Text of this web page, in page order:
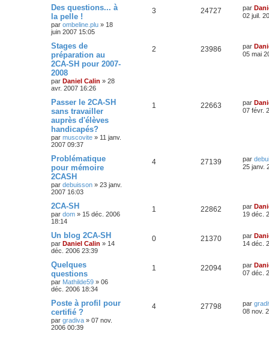
Des questions... à
la pelle !
par ombeline.plu » 18
juin 2007 15:05
3 24727 par
02 juil.
Stages de
préparation au
2CA-SH pour 2007-
2008
par Daniel Calin » 28
avr. 2007 16:26
2 23986 par
05 mai
Passer le 2CA-SH
sans travailler
auprès d'élèves
handicapés?
par muscovite » 11 janv.
2007 09:37
1 22663 par
07 févr.
Problématique
pour mémoire
2CASH
par debuisson » 23 janv.
2007 16:03
4 27139 par
25 janv.
2CA-SH
par dom » 15 déc. 2006
18:14
1 22862 par
19 déc.
Un blog 2CA-SH
par Daniel Calin » 14
déc. 2006 23:39
0 21370 par
14 déc.
Quelques
questions
par Mathilde59 » 06
déc. 2006 18:34
1 22094 par
07 déc.
Poste à profil pour
certifié ?
par gradiva » 07 nov.
2006 00:39
4 27798 par
08 nov.